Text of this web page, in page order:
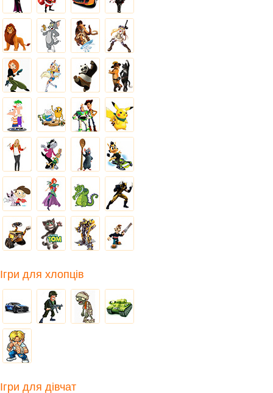
Ігри для хлопців
Ігри для дівчат